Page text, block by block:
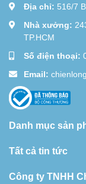
Địa chỉ: 516/7
Nhà xưởng:
TP.HCM
Số điện thoại:
Email:
Danh mục sản
Tất cả tin tức
Công ty TNHH